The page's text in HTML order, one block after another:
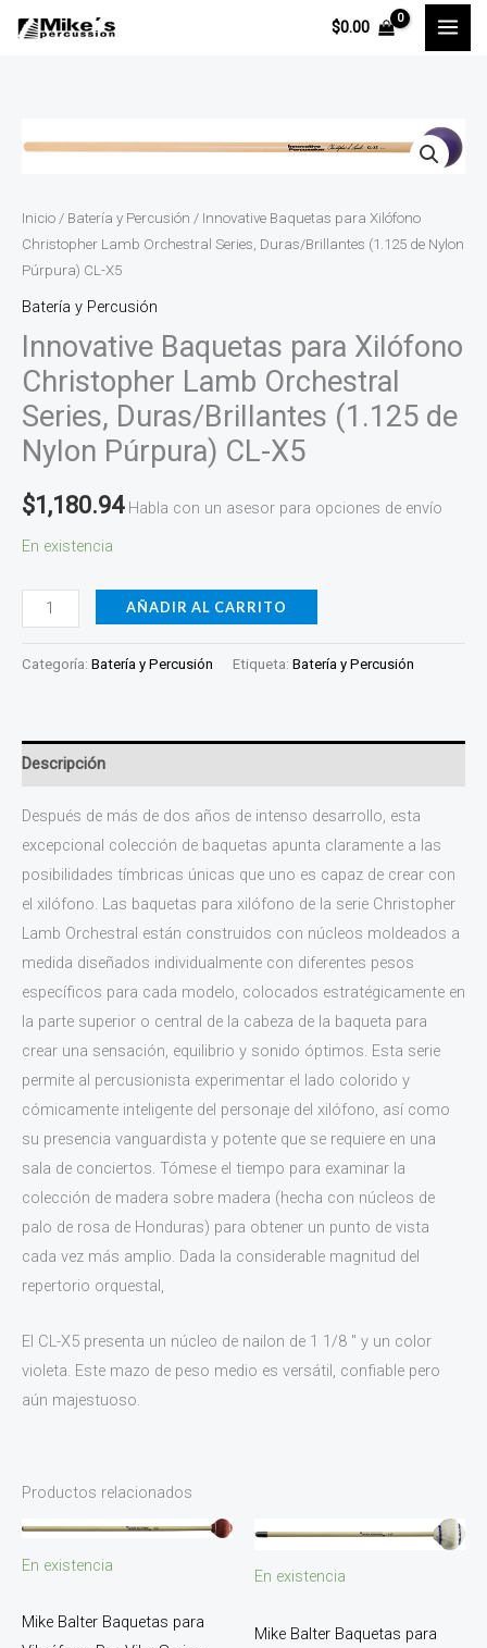
$0.00
Inicio / Batería y Percusión / Innovative Baquetas para Xilófono
Christopher Lamb Orchestral Series, Duras/Brillantes (1.125 de Nylon
Púrpura) CL-X5
Batería y Percusión
Innovative Baquetas para Xilófono
Christopher Lamb Orchestral
Series, Duras/Brillantes (1.125 de
Nylon Púrpura) CL-X5
$1,180.94 Habla con un asesor para opciones de envío
En existencia
Xilófono
Christopher
Lamb
Orchestral
Series,
Duras/Brillantes
(1.125
de
Nylon
CL-
X5
AÑADIR AL CARRITO
Categoría: Batería y Percusión Etiqueta: Batería y Percusión
Descripción
Después de más de dos años de intenso desarrollo, esta
excepcional colección de baquetas apunta claramente a las
posibilidades tímbricas únicas que uno es capaz de crear con
el xilófono. Las baquetas para xilófono de la serie Christopher
Lamb Orchestral están construidos con núcleos moldeados a
medida diseñados individualmente con diferentes pesos
específicos para cada modelo, colocados estratégicamente en
la parte superior o central de la cabeza de la baqueta para
crear una sensación, equilibrio y sonido óptimos. Esta serie
permite al percusionista experimentar el lado colorido y
cómicamente inteligente del personaje del xilófono, así como
su presencia vanguardista y potente que se requiere en una
sala de conciertos. Tómese el tiempo para examinar la
colección de madera sobre madera (hecha con núcleos de
palo de rosa de Honduras) para obtener un punto de vista
cada vez más amplio. Dada la considerable magnitud del
repertorio orquestal,
El CL-X5 presenta un núcleo de nailon de 1 1/8 ″ y un color
violeta. Este mazo de peso medio es versátil, confiable pero
aún majestuoso.
Productos relacionados
En existencia
Mike Balter Baquetas para
En existencia
Mike Balter Baquetas para